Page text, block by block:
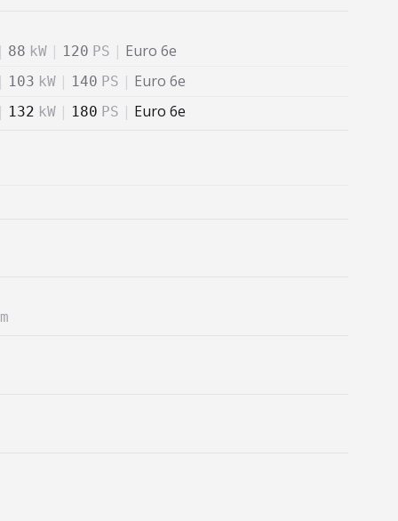
88 kW | 120 PS | Euro 6e
103 kW | 140 PS | Euro 6e
132 kW | 180 PS | Euro 6e